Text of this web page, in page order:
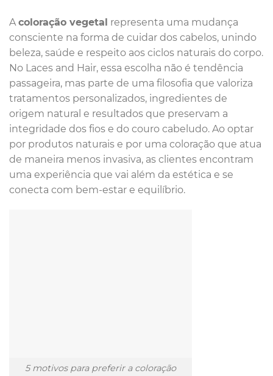
A coloração vegetal representa uma mudança
consciente na forma de cuidar dos cabelos, unindo
beleza, saúde e respeito aos ciclos naturais do corpo.
No Laces and Hair, essa escolha não é tendência
passageira, mas parte de uma filosofia que valoriza
tratamentos personalizados, ingredientes de
origem natural e resultados que preservam a
integridade dos fios e do couro cabeludo. Ao optar
por produtos naturais e por uma coloração que atua
de maneira menos invasiva, as clientes encontram
uma experiência que vai além da estética e se
conecta com bem-estar e equilíbrio.
5 motivos para preferir a coloração